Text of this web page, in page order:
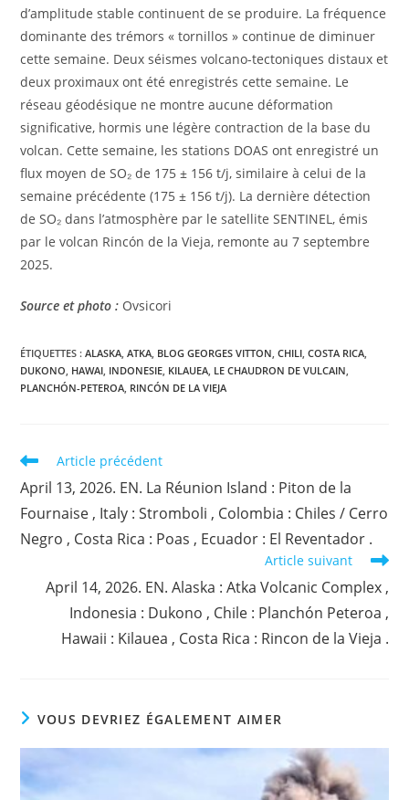
d’amplitude stable continuent de se produire. La fréquence
dominante des trémors « tornillos » continue de diminuer
cette semaine. Deux séismes volcano-tectoniques distaux et
deux proximaux ont été enregistrés cette semaine. Le
réseau géodésique ne montre aucune déformation
significative, hormis une légère contraction de la base du
volcan. Cette semaine, les stations DOAS ont enregistré un
flux moyen de SO₂ de 175 ± 156 t/j, similaire à celui de la
semaine précédente (175 ± 156 t/j). La dernière détection
de SO₂ dans l’atmosphère par le satellite SENTINEL, émis
par le volcan Rincón de la Vieja, remonte au 7 septembre
2025.
Source et photo : Ovsicori
ÉTIQUETTES :ALASKA ATKA BLOG GEORGES VITTON CHILI COSTA RICA
DUKONO HAWAI INDONESIE KILAUEA LE CHAUDRON DE VULCAIN
PLANCHÓN-PETEROA RINCÓN DE LA VIEJA
Read
more
articles
Article précédent
April 13, 2026. EN. La Réunion Island : Piton de la
Fournaise , Italy : Stromboli , Colombia : Chiles / Cerro
Negro , Costa Rica : Poas , Ecuador : El Reventador .
Article suivant
April 14, 2026. EN. Alaska : Atka Volcanic Complex ,
Indonesia : Dukono , Chile : Planchón Peteroa ,
Hawaii : Kilauea , Costa Rica : Rincon de la Vieja .
VOUS DEVRIEZ ÉGALEMENT AIMER